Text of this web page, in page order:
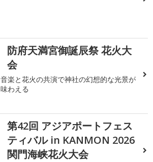
防府天満宮御誕辰祭 花火大
会
音楽と花火の共演で神社の幻想的な光景が
味わえる
第42回 アジアポートフェス
ティバル in KANMON 2026
関門海峡花火大会